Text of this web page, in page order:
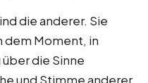
die anderer. Sie
dem Moment, in
die Sinne
und Stimme anderer